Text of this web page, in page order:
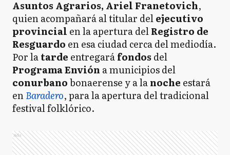
Asuntos Agrarios, Ariel Franetovich,
quien acompañará al titular delejecutivo
provincial en la apertura delRegistro de
Resguardo en esa ciudad cerca del mediodía.
Por latarde entregaráfondos del
Programa Envión a municipios del
conurbanobonaerense y a lanoche estará
enBaradero, para la apertura del tradicional
festival folklórico.
Ads